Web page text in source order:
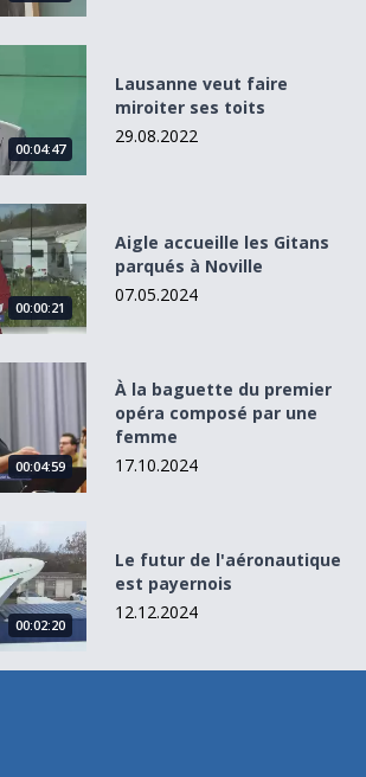
miroiter ses toits
00:04:47
Lausanne veut faire
miroiter ses toits
29.08.2022
Gitans parqués à Noville
00:00:21
Aigle accueille les Gitans
parqués à Noville
07.05.2024
premier opéra composé par une femme
00:04:59
À la baguette du premier
opéra composé par une
femme
17.10.2024
est payernois
00:02:20
Le futur de l'aéronautique
est payernois
12.12.2024